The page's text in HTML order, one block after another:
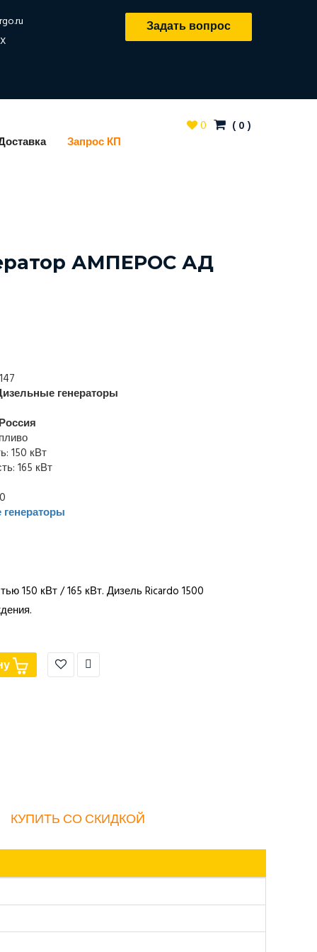
Задать вопрос
Запрос КП
0 ( 0)
АМПЕРОС АД
генераторы
150 кВт
165 кВт
150 кВт / 165 кВт. Дизель Ricardo 1500
КУПИТЬ СО СКИДКОЙ